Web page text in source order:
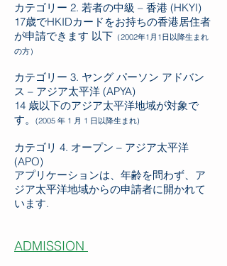
カテゴリー 2. 若者の中級 – 香港 (HKYI)
17歳でHKIDカードをお持ちの香港居住者
が申請できます 以下 （2002年1月1日以降生まれ
の方）
カテゴリー 3. ヤング パーソン アドバン
ス – アジア太平洋 (APYA)
14 歳以下のアジア太平洋地域が対象で
す。
(2005 年 1 月 1 日以降生まれ)
カテゴリ 4. オープン – アジア太平洋
(APO)
アプリケーションは、年齢を問わず、ア
ジア太平洋地域からの申請者に開かれて
います.
ADMISSION